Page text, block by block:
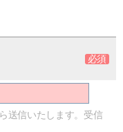
送信いたします。受信